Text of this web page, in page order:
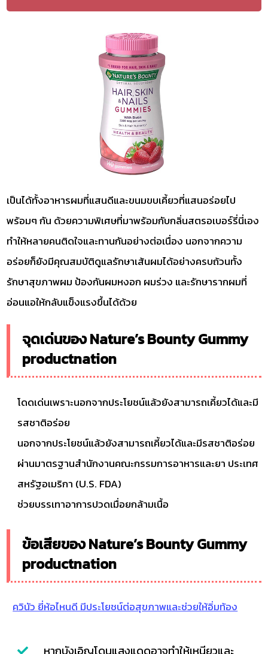
เป็นได้ทั้งอาหารผมที่แสนดีและขนมขบเคี้ยวที่แสนอร่อยไป
พร้อมๆ กัน ด้วยความพิเศษที่มาพร้อมกับกลิ่นสตรอเบอร์รี่นี่เอง
ทำให้หลายคนติดใจและทานกันอย่างต่อเนื่อง นอกจากความ
อร่อยก็ยังมีคุณสมบัติดูแลรักษาเส้นผมได้อย่างครบถ้วนทั้ง
รักษาสุขภาพผม ป้องกันผมหงอก ผมร่วง และรักษารากผมที่
อ่อนแอให้กลับแข็งแรงขึ้นได้ด้วย
จุดเด่นของ Nature’s Bounty Gummy
productnation
โดดเด่นเพราะนอกจากประโยชน์แล้วยังสามารถเคี้ยวได้และมี
รสชาติอร่อย
นอกจากประโยชน์แล้วยังสามารถเคี้ยวได้และมีรสชาติอร่อย
ผ่านมาตรฐานสำนักงานคณะกรรมการอาหารและยา ประเทศ
สหรัฐอเมริกา (U.S. FDA)
ช่วยบรรเทาอาการปวดเมื่อยกล้ามเนื้อ
ข้อเสียของ Nature’s Bounty Gummy
productnation
ควินัว ยี่ห้อไหนดี มีประโยชน์ต่อสุขภาพและช่วยให้อิ่มท้อง
หากบังเอิญโดนแสงแดดอาจทำให้เหนียวและ